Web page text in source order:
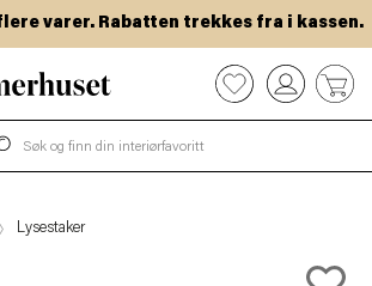
varer. Rabatten trekkes fra i kassen.
0
Lysestaker